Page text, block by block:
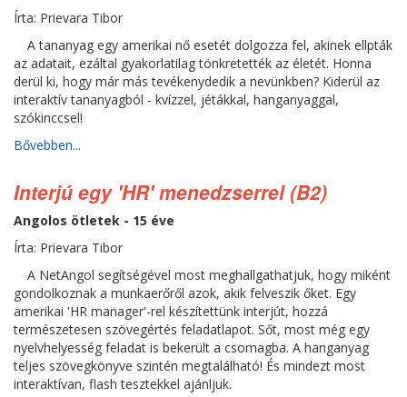
Írta: Prievara Tibor
A tananyag egy amerikai nő esetét dolgozza fel, akinek ellpták
az adatait, ezáltal gyakorlatilag tönkretették az életét. Honna
derül ki, hogy már más tevékenydedik a nevünkben? Kiderül az
interaktív tananyagból - kvízzel, jétákkal, hanganyaggal,
szókinccsel!
Bővebben...
Interjú egy 'HR' menedzserrel (B2)
Angolos ötletek - 15 éve
Írta: Prievara Tibor
A NetAngol segítségével most meghallgathatjuk, hogy miként
gondolkoznak a munkaerőről azok, akik felveszik őket. Egy
amerikai 'HR manager'-rel készítettünk interjút, hozzá
természetesen szövegértés feladatlapot. Sőt, most még egy
nyelvhelyesség feladat is bekerült a csomagba. A hanganyag
teljes szövegkönyve szintén megtalálható! És mindezt most
interaktívan, flash tesztekkel ajánljuk.